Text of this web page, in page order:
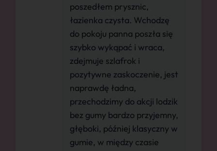
poszedłem prysznic,
łazienka czysta. Wchodzę
do pokoju panna poszła się
szybko wykąpać i wraca,
zdejmuje szlafrok i
pozytywne zaskoczenie, jest
naprawdę ładna,
przechodzimy do akcji lodzik
bez gumy bardzo przyjemny,
głęboki, później klasyczny w
gumie, w między czasie